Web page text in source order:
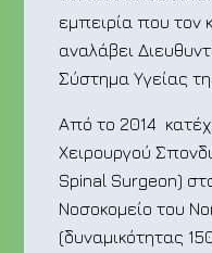
εμπειρία που τον
αναλάβει
Σύστημα Υγείας
Από το 2014
Χειρουργού
Spinal Surgeon)
Νοσοκομείο του
(δυναμικότητας